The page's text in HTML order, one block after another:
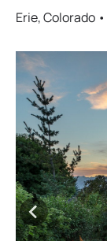
Erie, Colorado •